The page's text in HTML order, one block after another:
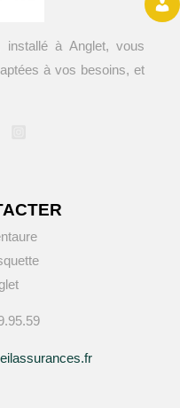
installé à Anglet, vous
à vos besoins, et